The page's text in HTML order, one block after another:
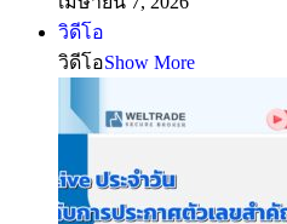
วิดีโอ
วิดีโอShow More